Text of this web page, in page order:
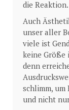
die Reaktion.
Auch
unser aller
viele ist
keine Größe
denn
schlimm, um
und nicht